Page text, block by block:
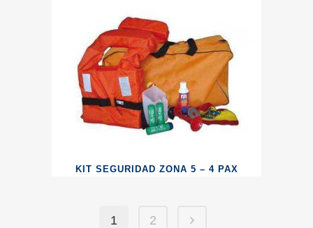
KIT SEGURIDAD ZONA 5 – 4 PAX
1 2